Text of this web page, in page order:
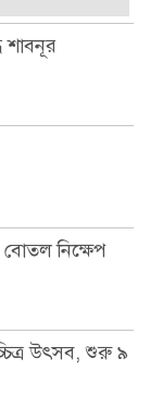
শাবনূর
বোতল নিক্ষেপ
উৎসব, শুরু ৯